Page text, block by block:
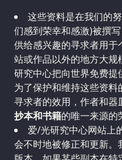
这些资料是在我们的
们感到荣幸和感激)被撰
供给感兴趣的寻求者用
站或作品以外的地方大
研究中心把向世界免费提
为了保护和维持这些资
寻求者的效用，作者和器
抄本和书籍的唯一来源的
爱/光研究中心网站上
会不时地被修正和更新